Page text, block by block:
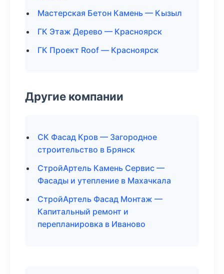
Мастерская Бетон Камень — Кызыл
ГК Этаж Дерево — Красноярск
ГК Проект Roof — Красноярск
Другие компании
СК Фасад Кров — Загородное
строительство в Брянск
СтройАртель Камень Сервис —
Фасады и утепление в Махачкала
СтройАртель Фасад Монтаж —
Капитальный ремонт и
перепланировка в Иваново